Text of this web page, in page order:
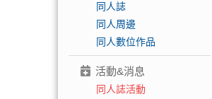
同人誌
同人周邊
同人數位作品
活動&消息
同人誌活動